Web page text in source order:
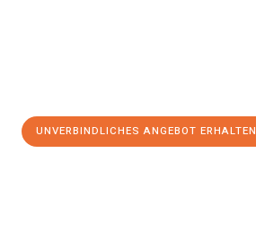
UNVERBINDLICHES ANGEBOT ERHALTEN